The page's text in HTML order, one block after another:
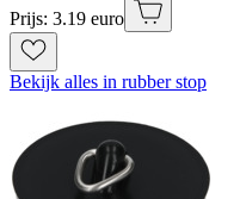
Prijs: 3.19 euro
Bekijk alles in rubber stop